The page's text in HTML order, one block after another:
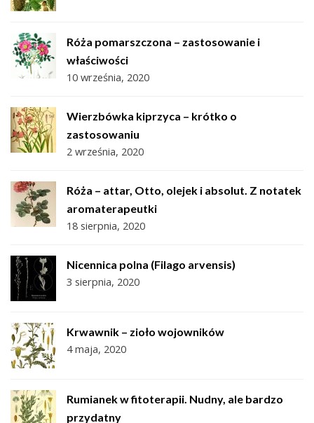
Róża pomarszczona – zastosowanie i
właściwości
10 września, 2020
Wierzbówka kiprzyca – krótko o
zastosowaniu
2 września, 2020
Róża – attar, Otto, olejek i absolut. Z notatek
aromaterapeutki
18 sierpnia, 2020
Nicennica polna (Filago arvensis)
3 sierpnia, 2020
Krwawnik – zioło wojowników
4 maja, 2020
Rumianek w fitoterapii. Nudny, ale bardzo
przydatny